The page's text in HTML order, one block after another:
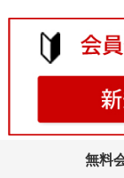
無料